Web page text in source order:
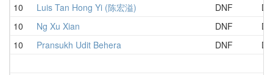
10
Luis Tan Hong Yi (陈宏溢) DNF
10
Ng Xu Xian DNF
10
Pransukh Udit Behera DNF